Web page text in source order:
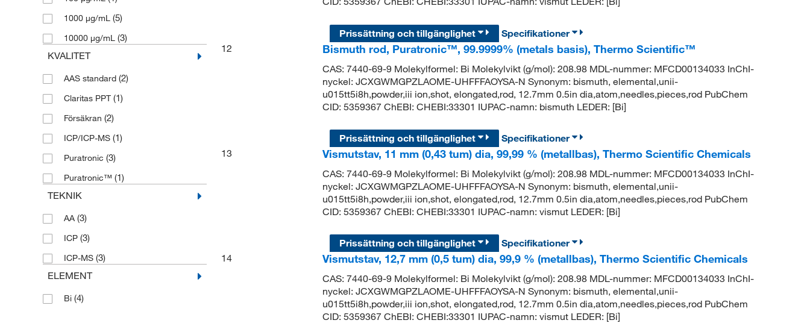
1000 μg/mL (5)
10000 μg/mL (3)
KVALITET
AAS standard (2)
Claritas PPT (1)
Försäkran (2)
ICP/ICP-MS (1)
Puratronic (3)
Puratronic™ (1)
TEKNIK
AA (3)
ICP (3)
ICP-MS (3)
ELEMENT
Bi (4)
Prissättning och tillgänglighet
Specifikationer
12
Bismuth rod, Puratronic™, 99.9999% (metals basis), Thermo Scientific™
CAS: 7440-69-9 Molekylformel: Bi Molekylvikt (g/mol): 208.98 MDL-nummer: MFCD00134033 InChI-
nyckel: JCXGWMGPZLAOME-UHFFFAOYSA-N Synonym: bismuth, elemental,unii-
u015tt5i8h,powder,iii ion,shot, elongated,rod, 12.7mm 0.5in dia,atom,needles,pieces,rod PubChem
CID: 5359367 ChEBI: CHEBI:33301 IUPAC-namn: bismuth LEDER: [Bi]
Prissättning och tillgänglighet
Specifikationer
13
Vismutstav, 11 mm (0,43 tum) dia, 99,99 % (metallbas), Thermo Scientific Chemicals
CAS: 7440-69-9 Molekylformel: Bi Molekylvikt (g/mol): 208.98 MDL-nummer: MFCD00134033 InChI-
nyckel: JCXGWMGPZLAOME-UHFFFAOYSA-N Synonym: bismuth, elemental,unii-
u015tt5i8h,powder,iii ion,shot, elongated,rod, 12.7mm 0.5in dia,atom,needles,pieces,rod PubChem
CID: 5359367 ChEBI: CHEBI:33301 IUPAC-namn: vismut LEDER: [Bi]
Prissättning och tillgänglighet
Specifikationer
14
Vismutstav, 12,7 mm (0,5 tum) dia, 99,9 % (metallbas), Thermo Scientific Chemicals
CAS: 7440-69-9 Molekylformel: Bi Molekylvikt (g/mol): 208.98 MDL-nummer: MFCD00134033 InChI-
nyckel: JCXGWMGPZLAOME-UHFFFAOYSA-N Synonym: bismuth, elemental,unii-
u015tt5i8h,powder,iii ion,shot, elongated,rod, 12.7mm 0.5in dia,atom,needles,pieces,rod PubChem
CID: 5359367 ChEBI: CHEBI:33301 IUPAC-namn: vismut LEDER: [Bi]